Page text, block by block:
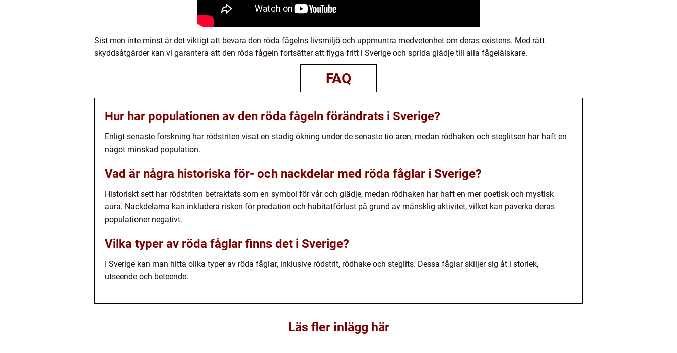
Sist men inte minst är det viktigt att bevara den röda fågelns livsmiljö och uppmuntra medvetenhet om deras existens. Med rätt
skyddsåtgärder kan vi garantera att den röda fågeln fortsätter att flyga fritt i Sverige och sprida glädje till alla fågelälskare.
FAQ
Hur har populationen av den röda fågeln förändrats i Sverige?
Enligt senaste forskning har rödstriten visat en stadig ökning under de senaste tio åren, medan rödhaken och steglitsen har haft en
något minskad population.
Vad är några historiska för- och nackdelar med röda fåglar i Sverige?
Historiskt sett har rödstriten betraktats som en symbol för vår och glädje, medan rödhaken har haft en mer poetisk och mystisk
aura. Nackdelarna kan inkludera risken för predation och habitatförlust på grund av mänsklig aktivitet, vilket kan påverka deras
populationer negativt.
Vilka typer av röda fåglar finns det i Sverige?
I Sverige kan man hitta olika typer av röda fåglar, inklusive rödstrit, rödhake och steglits. Dessa fåglar skiljer sig åt i storlek,
utseende och beteende.
Läs fler inlägg här